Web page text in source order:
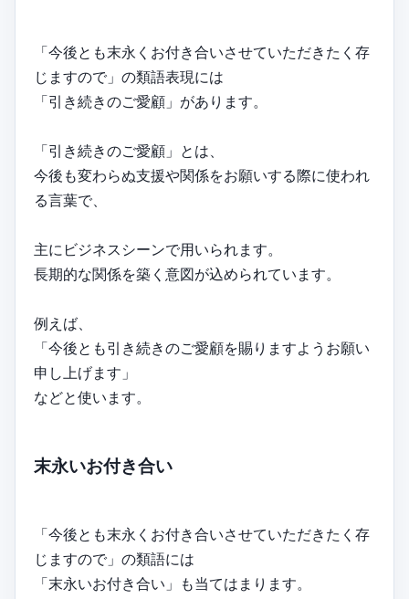
「今後とも末永くお付き合いさせていただきたく存
じますので」の類語表現には
「引き続きのご愛顧」があります。
「引き続きのご愛顧」とは、
今後も変わらぬ支援や関係をお願いする際に使われ
る言葉で、
主にビジネスシーンで用いられます。
長期的な関係を築く意図が込められています。
例えば、
「今後とも引き続きのご愛顧を賜りますようお願い
申し上げます」
などと使います。
末永いお付き合い
「今後とも末永くお付き合いさせていただきたく存
じますので」の類語には
「末永いお付き合い」も当てはまります。